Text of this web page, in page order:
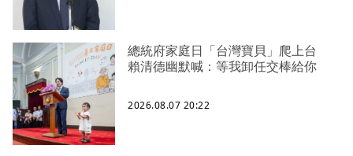
總統府家庭日「台灣寶貝」爬上台
賴清德幽默喊：等我卸任交棒給你
2026.08.07 20:22